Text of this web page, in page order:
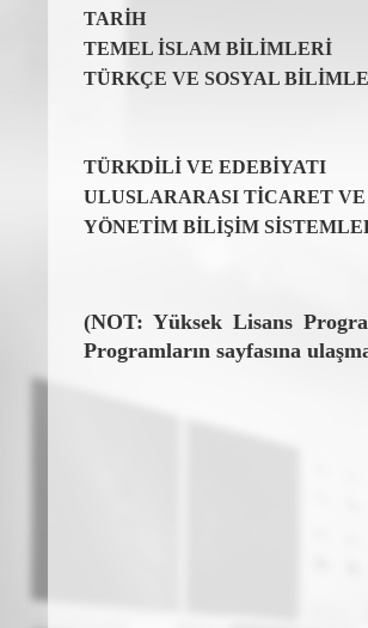
TARİH
TEMEL İSLAM BİLİMLERİ
TÜRKÇE VE SOSYAL
TÜRKDİLİ VE EDEBİYATI
ULUSLARARASI TİCARET
YÖNETİM BİLİŞİM
(NOT: Yüksek Lisans
Programların sayfasına